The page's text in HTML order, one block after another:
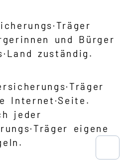
und Bürger
zuständig.
Internet·Seite.
jeder
eigene